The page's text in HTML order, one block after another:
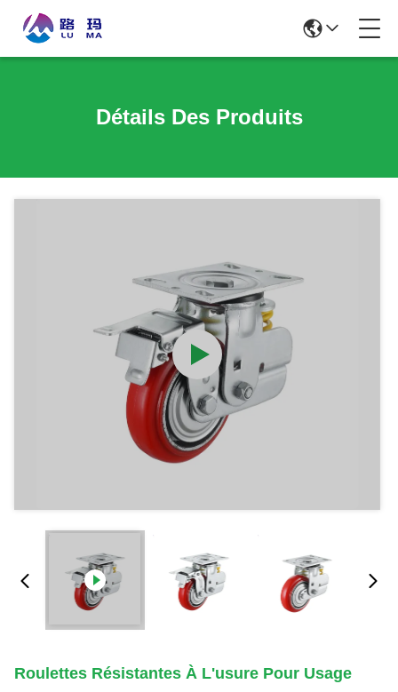
Détails Des Produits
Roulettes Résistantes À L'usure Pour Usage